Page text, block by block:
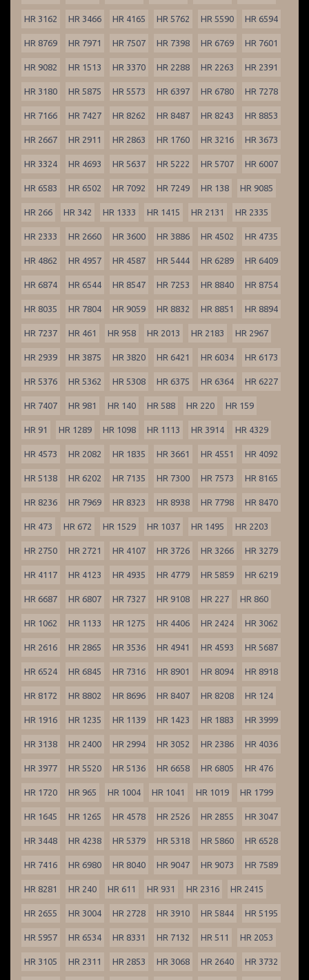
HR 3162 HR 3466 HR 4165 HR 5762 HR 5590 HR 6594
HR 8769 HR 7971 HR 7507 HR 7398 HR 6769 HR 7601
HR 9082 HR 1513 HR 3370 HR 2288 HR 2263 HR 2391
HR 3180 HR 5875 HR 5573 HR 6397 HR 6780 HR 7278
HR 7166 HR 7427 HR 8262 HR 8487 HR 8243 HR 8853
HR 2667 HR 2911 HR 2863 HR 1760 HR 3216 HR 3673
HR 3324 HR 4693 HR 5637 HR 5222 HR 5707 HR 6007
HR 6583 HR 6502 HR 7092 HR 7249 HR 138 HR 9085
HR 266 HR 342 HR 1333 HR 1415 HR 2131 HR 2335
HR 2333 HR 2660 HR 3600 HR 3886 HR 4502 HR 4735
HR 4862 HR 4957 HR 4587 HR 5444 HR 6289 HR 6409
HR 6874 HR 6544 HR 8547 HR 7253 HR 8840 HR 8754
HR 8035 HR 7804 HR 9059 HR 8832 HR 8851 HR 8894
HR 7237 HR 461 HR 958 HR 2013 HR 2183 HR 2967
HR 2939 HR 3875 HR 3820 HR 6421 HR 6034 HR 6173
HR 5376 HR 5362 HR 5308 HR 6375 HR 6364 HR 6227
HR 7407 HR 981 HR 140 HR 588 HR 220 HR 159
HR 91 HR 1289 HR 1098 HR 1113 HR 3914 HR 4329
HR 4573 HR 2082 HR 1835 HR 3661 HR 4551 HR 4092
HR 5138 HR 6202 HR 7135 HR 7300 HR 7573 HR 8165
HR 8236 HR 7969 HR 8323 HR 8938 HR 7798 HR 8470
HR 473 HR 672 HR 1529 HR 1037 HR 1495 HR 2203
HR 2750 HR 2721 HR 4107 HR 3726 HR 3266 HR 3279
HR 4117 HR 4123 HR 4935 HR 4779 HR 5859 HR 6219
HR 6687 HR 6807 HR 7327 HR 9108 HR 227 HR 860
HR 1062 HR 1133 HR 1275 HR 4406 HR 2424 HR 3062
HR 2616 HR 2865 HR 3536 HR 4941 HR 4593 HR 5687
HR 6524 HR 6845 HR 7316 HR 8901 HR 8094 HR 8918
HR 8172 HR 8802 HR 8696 HR 8407 HR 8208 HR 124
HR 1916 HR 1235 HR 1139 HR 1423 HR 1883 HR 3999
HR 3138 HR 2400 HR 2994 HR 3052 HR 2386 HR 4036
HR 3977 HR 5520 HR 5136 HR 6658 HR 6805 HR 476
HR 1720 HR 965 HR 1004 HR 1041 HR 1019 HR 1799
HR 1645 HR 1265 HR 4578 HR 2526 HR 2855 HR 3047
HR 3448 HR 4238 HR 5379 HR 5318 HR 5860 HR 6528
HR 7416 HR 6980 HR 8040 HR 9047 HR 9073 HR 7589
HR 8281 HR 240 HR 611 HR 931 HR 2316 HR 2415
HR 2655 HR 3004 HR 2728 HR 3910 HR 5844 HR 5195
HR 5957 HR 6534 HR 8331 HR 7132 HR 511 HR 2053
HR 3105 HR 2311 HR 2853 HR 3068 HR 2640 HR 3732